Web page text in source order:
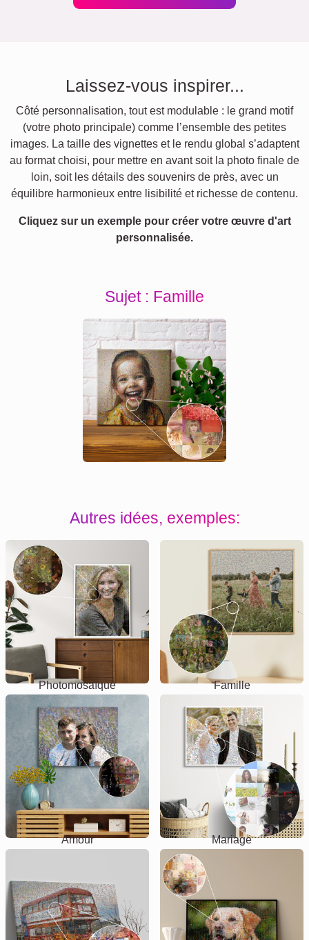
Laissez-vous inspirer...
Côté personnalisation, tout est modulable : le grand motif
(votre photo principale) comme l’ensemble des petites
images. La taille des vignettes et le rendu global s’adaptent
au format choisi, pour mettre en avant soit la photo finale de
loin, soit les détails des souvenirs de près, avec un
équilibre harmonieux entre lisibilité et richesse de contenu.
Cliquez sur un exemple pour créer votre œuvre d'art
personnalisée.
Sujet : Famille
Autres idées, exemples:
Photomosaïque Famille
Amour Mariage